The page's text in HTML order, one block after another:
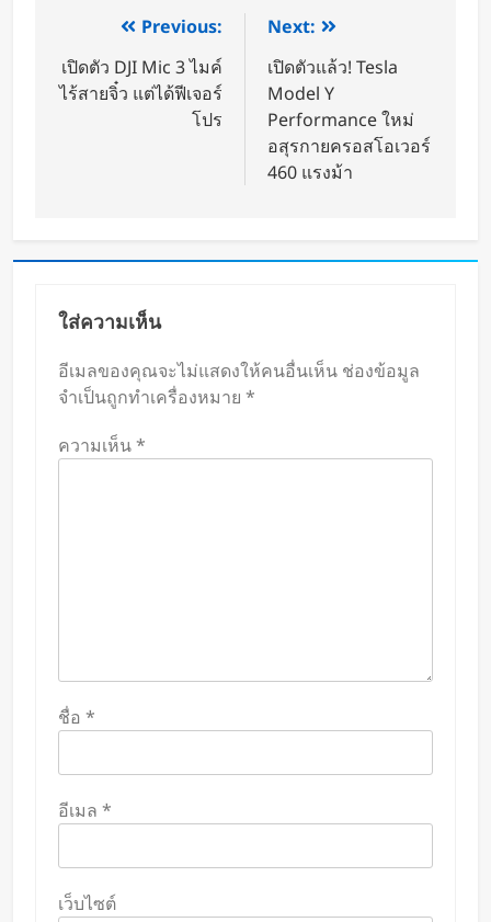
Previous:
เปิดตัว DJI Mic 3 ไมค์
ไร้สายจิ๋ว แต่ได้ฟีเจอร์
โปร
Next:
เปิดตัวแล้ว! Tesla
Model Y
Performance ใหม่
อสุรกายครอสโอเวอร์
460 แรงม้า
ใส่ความเห็น
อีเมลของคุณจะไม่แสดงให้คนอื่นเห็น ช่องข้อมูล
จำเป็นถูกทำเครื่องหมาย *
ความเห็น*
ชื่อ *
อีเมล *
เว็บไซต์